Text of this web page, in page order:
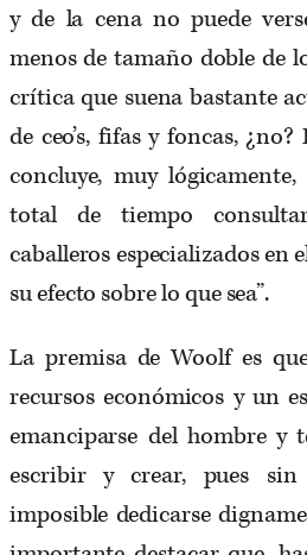
y de la cena no puede
menos de tamaño doble de
crítica que suena bastante
de ceo’s, fifas y foncas,
concluye, muy
total de tiempo
caballeros especializados en
su efecto sobre lo que sea”.
La premisa de Woolf es
recursos económicos y un
emanciparse del hombre y
escribir y crear, pues sin
imposible dedicarse